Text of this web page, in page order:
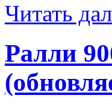
Читать
Ралли